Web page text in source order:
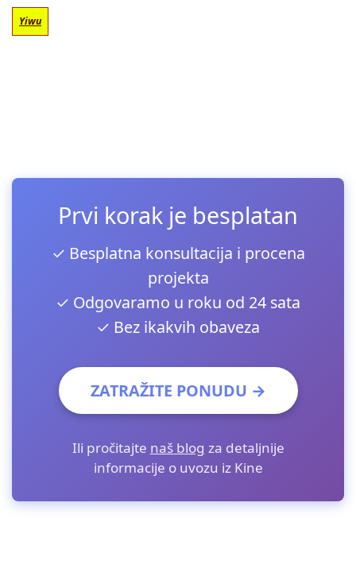
Yiwu
Prvi korak je besplatan
✓ Besplatna konsultacija i procena
projekta
✓ Odgovaramo u roku od 24 sata
✓ Bez ikakvih obaveza
ZATRAŽITE PONUDU →
Ili pročitajte naš blog za detaljnije
informacije o uvozu iz Kine